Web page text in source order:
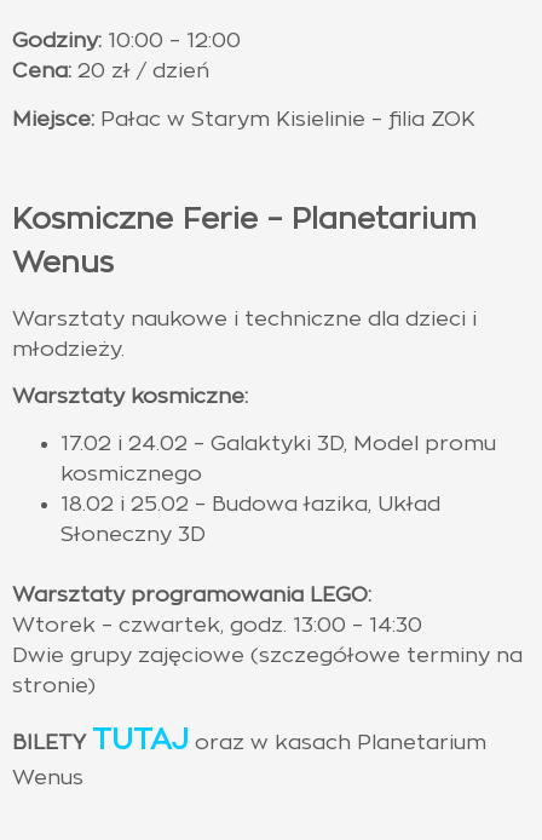
Godziny: 10:00 – 12:00
Cena: 20 zł / dzień
Miejsce: Pałac w Starym Kisielinie – filia ZOK
Kosmiczne Ferie – Planetarium
Wenus
Warsztaty naukowe i techniczne dla dzieci i
młodzieży.
Warsztaty kosmiczne:
17.02 i 24.02 – Galaktyki 3D, Model promu
kosmicznego
18.02 i 25.02 – Budowa łazika, Układ
Słoneczny 3D
Warsztaty programowania LEGO:
Wtorek – czwartek, godz. 13:00 – 14:30
Dwie grupy zajęciowe (szczegółowe terminy na
stronie)
BILETY TUTAJ oraz w kasach Planetarium
Wenus